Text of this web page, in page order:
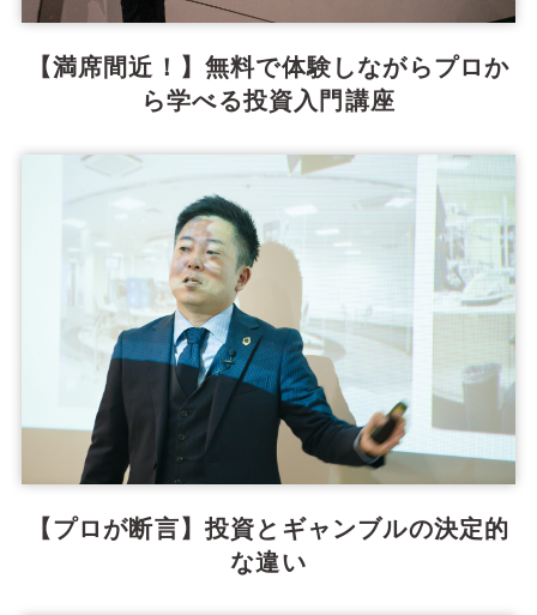
【満席間近！】無料で体験しながらプロか
ら学べる投資入門講座
【プロが断言】投資とギャンブルの決定的
な違い